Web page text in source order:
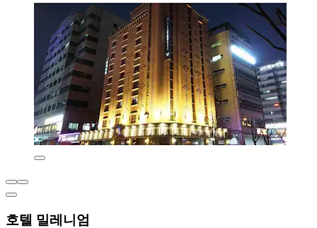
호텔 밀레니엄